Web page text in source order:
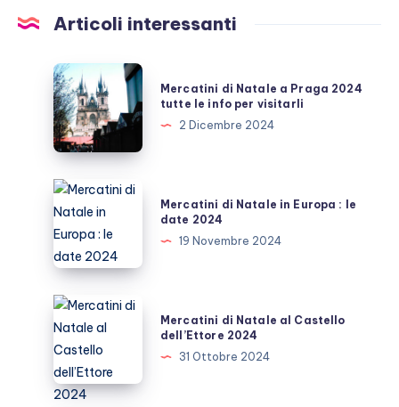
Articoli interessanti
Mercatini
di
Natale
a
Praga
2024
tutte
le
info
per
visitarli
Mercatini di Natale a Praga 2024
tutte le info per visitarli
2 Dicembre 2024
Mercatini
di
Natale
in
Europa
:
le
date
2024
Mercatini di Natale in Europa : le
date 2024
19 Novembre 2024
Mercatini
di
Natale
al
Castello
Mercatini di Natale al Castello
dell’Ettore 2024
31 Ottobre 2024